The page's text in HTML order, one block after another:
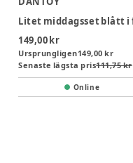
149,00 kr
Ursprungligen149,00 kr
Senaste lägsta pris111,75 kr
Online